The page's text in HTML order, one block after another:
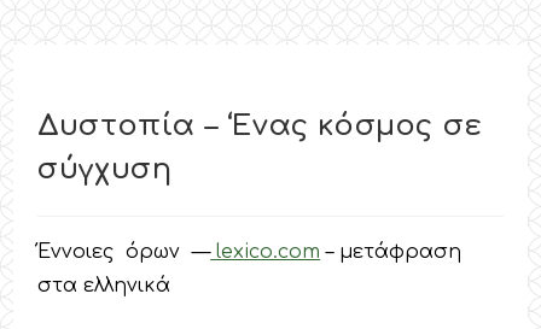
Δυστοπία – ‘Ενας κόσμος σε
σύγχυση
Έννοιες όρων —lexico.com – μετάφραση
στα ελληνικά